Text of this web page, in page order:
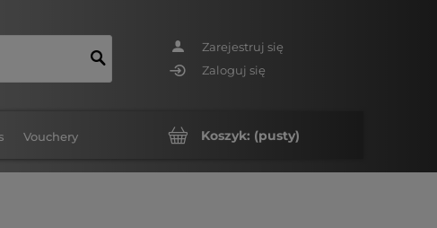
Zarejestruj się
Zaloguj się
Koszyk: (pusty)
Vouchery